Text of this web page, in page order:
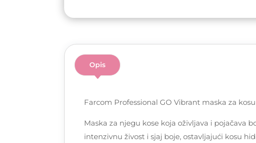
Opis
Farcom Professional GO Vibrant maska za
Maska za njegu kose koja oživljava i pojačava
intenzivnu živost i sjaj boje, ostavljajući kosu